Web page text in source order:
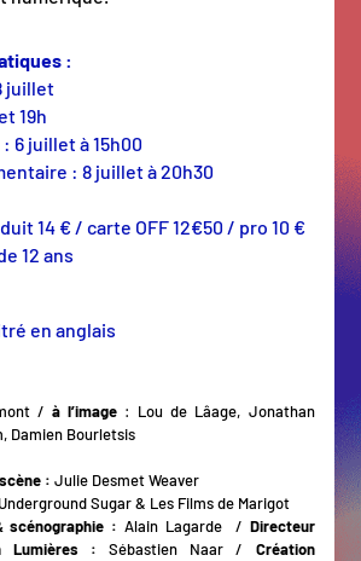
:
juillet
19h
6 juillet à 15h00
: 8 juillet à 20h30
14 € / carte OFF 12€50 / pro 10 €
12 ans
en anglais
/ à l’image : Lou de Lâage, Jonathan
Damien Bourletsis
: Julie Desmet Weaver
Sugar & Les Films de Marigot
scénographie : Alain Lagarde / Directeur
Lumières : Sébastien Naar / Création